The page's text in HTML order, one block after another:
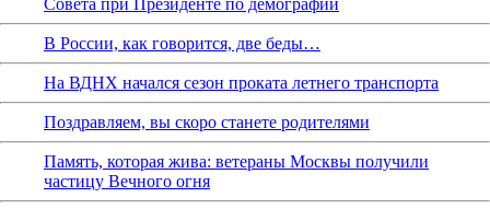
Совета при Президенте по демографии
В России, как говорится, две беды…
На ВДНХ начался сезон проката летнего транспорта
Поздравляем, вы скоро станете родителями
Память, которая жива: ветераны Москвы получили
частицу Вечного огня